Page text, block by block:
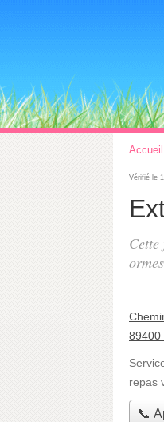
Accueil
Vérifié le
ormes
89400
repas
📞